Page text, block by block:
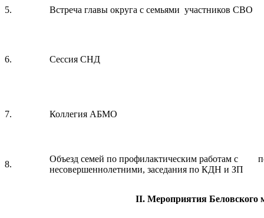
5. Встреча главы округа с семьями участников СВО
6. Сессия СНД
7. Коллегия АБМО
8.
Объезд семей по профилактическим работам с
несовершеннолетними, заседания по КДН и ЗП
II. Мероприятия Беловского